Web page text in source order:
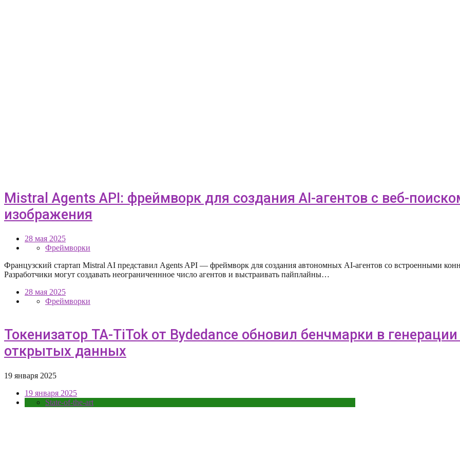
Mistral Agents API: фреймворк для создания AI-агентов с веб-
изображения
28 мая 2025
Фреймворки
Французский стартап Mistral AI представил Agents API — фреймворк для создания автономных AI-агентов со встроенными
Разработчики могут создавать неограниченнное число агентов и выстраивать пайплайны…
28 мая 2025
Фреймворки
Токенизатор TA-TiTok от Bydedance обновил бенчмарки в
открытых данных
19 января 2025
19 января 2025
State-of-the-art